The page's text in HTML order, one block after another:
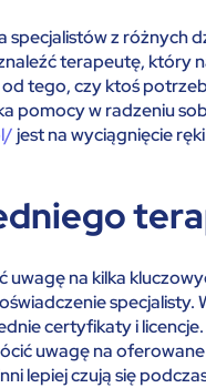
z różnych
terapeutę, który
tego, czy ktoś
pomocy w radzeniu
jest na wyciągnięcie
na kilka
specjalisty.
certyfikaty i
uwagę na
lepiej czują się